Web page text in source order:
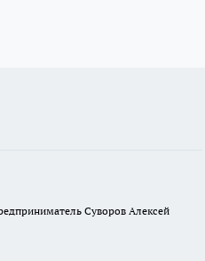
Суворов Алексей